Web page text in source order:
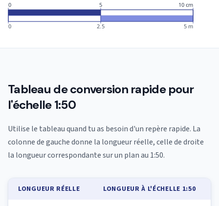
0
0
5
2.5
10 cm
5 m
Tableau de conversion rapide pour
l'échelle 1:50
Utilise le tableau quand tu as besoin d'un repère rapide. La
colonne de gauche donne la longueur réelle, celle de droite
la longueur correspondante sur un plan au 1:50.
LONGUEUR RÉELLE LONGUEUR À L'ÉCHELLE 1:50